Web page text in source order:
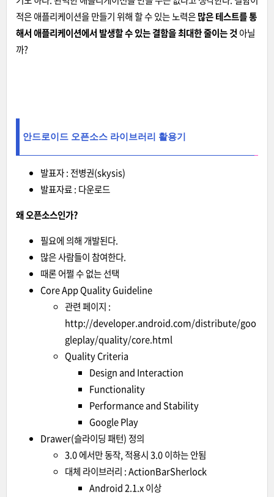
적은 애플리케이션을 만들기 위해 할 수 있는 노력은많은 테스트를 통
해서 애플리케이션에서 발생할 수 있는 결함을 최대한 줄이는 것 아닐
까?
안드로이드 오픈소스 라이브러리 활용기
발표자 : 전병권(skysis)
발표자료 : 다운로드
왜 오픈소스인가?
필요에 의해 개발된다.
많은 사람들이 참여한다.
때론 어쩔 수 없는 선택
Core App Quality Guideline
관련 페이지 :
http://developer.android.com/distribute/goo
gleplay/quality/core.html
Quality Criteria
Design and Interaction
Functionality
Performance and Stability
Google Play
Drawer(슬라이딩 패턴) 정의
3.0 에서만 동작, 적용시 3.0 이하는 안됨
대체 라이브러리 : ActionBarSherlock
Android 2.1.x 이상